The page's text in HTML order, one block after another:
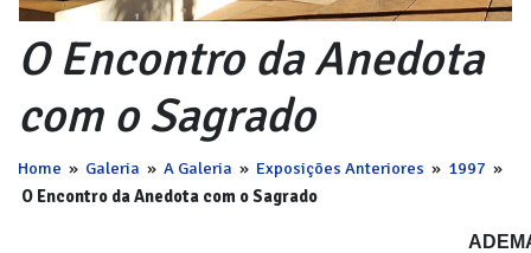
O Encontro da Anedota
com o Sagrado
Home » Galeria » A Galeria » Exposições Anteriores » 1997 »
O Encontro da Anedota com o Sagrado